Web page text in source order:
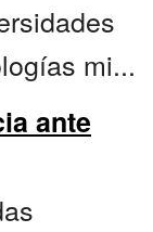
mi...
ante